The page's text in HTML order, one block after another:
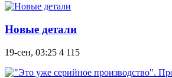
Новые детали
19-сен, 03:25 4 115